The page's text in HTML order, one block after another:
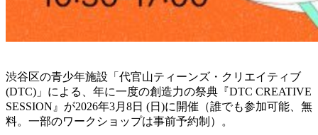
渋谷区の⻘少年施設「代官山ティーンズ・クリエイティブ
(DTC)」による、年に一度の創造力の祭典『DTC CREATIVE
SESSION』が2026年3月8日 (日)に開催（誰でも参加可能、無
料。一部のワークショップは事前予約制）。